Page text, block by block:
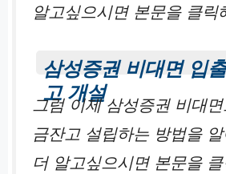
알고싶으시면 본문을 클릭
삼성증권 비대면 입
고 개설
그럼 이제 삼성증권 비대
금잔고 설립하는 방법을
더 알고싶으시면 본문을